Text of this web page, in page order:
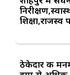
शिक्षा,राजस्व
ठेकेदार की